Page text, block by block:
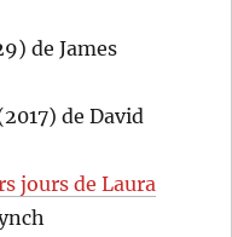
de James
de David
jours de Laura